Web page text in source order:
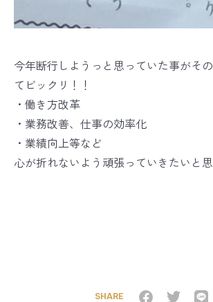
今年断行しようっと思っていた事がそ
てビックリ！！
・働き方改革
・業務改善、仕事の効率化
・業績向上等など
心が折れないよう頑張っていきたいと
SHARE